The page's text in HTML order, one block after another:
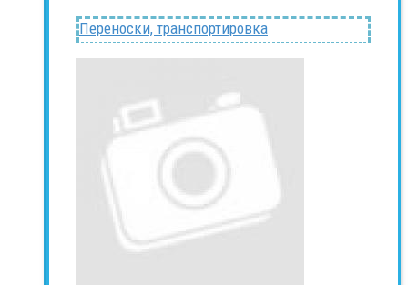
Переноски, транспортировка